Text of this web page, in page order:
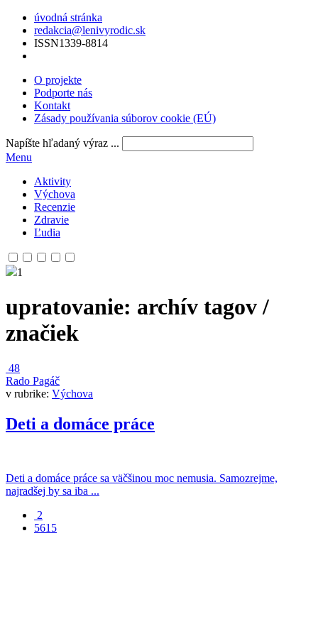
úvodná stránka
redakcia@lenivyrodic.sk
ISSN1339-8814
O projekte
Podporte nás
Kontakt
Zásady používania súborov cookie (EÚ)
Napíšte hľadaný výraz ...
Menu
Aktivity
Výchova
Recenzie
Zdravie
Ľudia
1
upratovanie: archív tagov /
značiek
48
Rado Pagáč
v rubrike: Výchova
Deti a domáce práce
Deti a domáce práce sa väčšinou moc nemusia. Samozrejme,
najradšej by sa iba ...
2
5615